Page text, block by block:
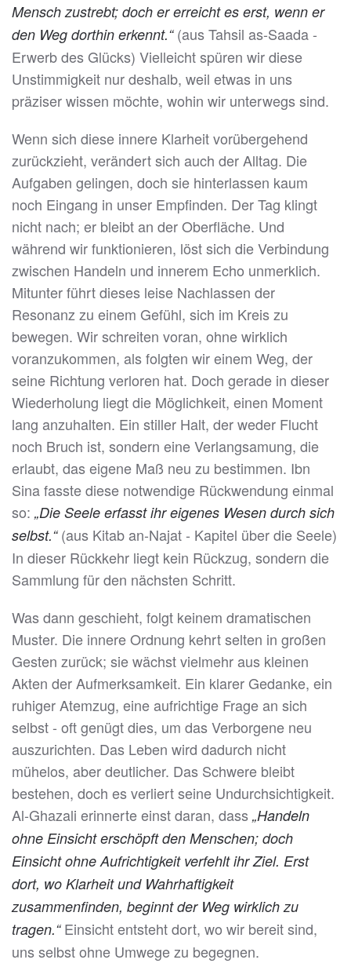
Mensch zustrebt; doch er erreicht es erst, wenn er
den Weg dorthin erkennt.“ (aus Tahsil as-Saada -
Erwerb des Glücks) Vielleicht spüren wir diese
Unstimmigkeit nur deshalb, weil etwas in uns
präziser wissen möchte, wohin wir unterwegs sind.
Wenn sich diese innere Klarheit vorübergehend
zurückzieht, verändert sich auch der Alltag. Die
Aufgaben gelingen, doch sie hinterlassen kaum
noch Eingang in unser Empfinden. Der Tag klingt
nicht nach; er bleibt an der Oberfläche. Und
während wir funktionieren, löst sich die Verbindung
zwischen Handeln und innerem Echo unmerklich.
Mitunter führt dieses leise Nachlassen der
Resonanz zu einem Gefühl, sich im Kreis zu
bewegen. Wir schreiten voran, ohne wirklich
voranzukommen, als folgten wir einem Weg, der
seine Richtung verloren hat. Doch gerade in dieser
Wiederholung liegt die Möglichkeit, einen Moment
lang anzuhalten. Ein stiller Halt, der weder Flucht
noch Bruch ist, sondern eine Verlangsamung, die
erlaubt, das eigene Maß neu zu bestimmen. Ibn
Sina fasste diese notwendige Rückwendung einmal
so: „Die Seele erfasst ihr eigenes Wesen durch sich
selbst.“(aus Kitab an-Najat - Kapitel über die Seele)
In dieser Rückkehr liegt kein Rückzug, sondern die
Sammlung für den nächsten Schritt.
Was dann geschieht, folgt keinem dramatischen
Muster. Die innere Ordnung kehrt selten in großen
Gesten zurück; sie wächst vielmehr aus kleinen
Akten der Aufmerksamkeit. Ein klarer Gedanke, ein
ruhiger Atemzug, eine aufrichtige Frage an sich
selbst - oft genügt dies, um das Verborgene neu
auszurichten. Das Leben wird dadurch nicht
mühelos, aber deutlicher. Das Schwere bleibt
bestehen, doch es verliert seine Undurchsichtigkeit.
Al-Ghazali erinnerte einst daran, dass „Handeln
ohne Einsicht erschöpft den Menschen; doch
Einsicht ohne Aufrichtigkeit verfehlt ihr Ziel. Erst
dort, wo Klarheit und Wahrhaftigkeit
zusammenfinden, beginnt der Weg wirklich zu
tragen.“Einsicht entsteht dort, wo wir bereit sind,
uns selbst ohne Umwege zu begegnen.